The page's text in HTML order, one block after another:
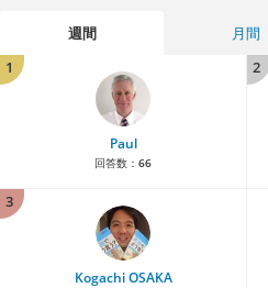
週間 月間
1
Paul
回答数： 66
2
3
Kogachi OSAKA